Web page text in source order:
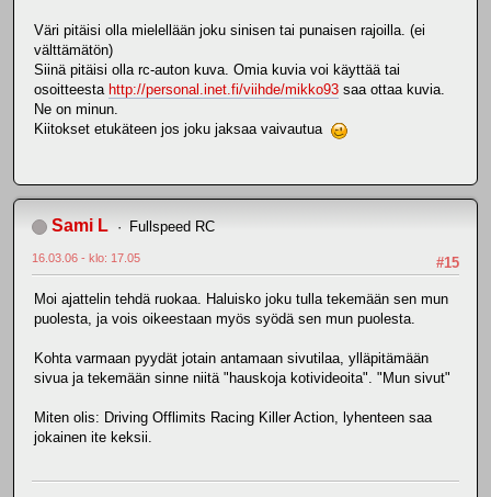
Väri pitäisi olla mielellään joku sinisen tai punaisen rajoilla. (ei
välttämätön)
Siinä pitäisi olla rc-auton kuva. Omia kuvia voi käyttää tai
osoitteesta http://personal.inet.fi/viihde/mikko93 saa ottaa kuvia.
Ne on minun.
Kiitokset etukäteen jos joku jaksaa vaivautua
Sami L Fullspeed RC
#15
16.03.06 - klo: 17.05
Moi ajattelin tehdä ruokaa. Haluisko joku tulla tekemään sen mun
puolesta, ja vois oikeestaan myös syödä sen mun puolesta.
Kohta varmaan pyydät jotain antamaan sivutilaa, ylläpitämään
sivua ja tekemään sinne niitä "hauskoja kotivideoita". "Mun sivut"
Miten olis: Driving Offlimits Racing Killer Action, lyhenteen saa
jokainen ite keksii.